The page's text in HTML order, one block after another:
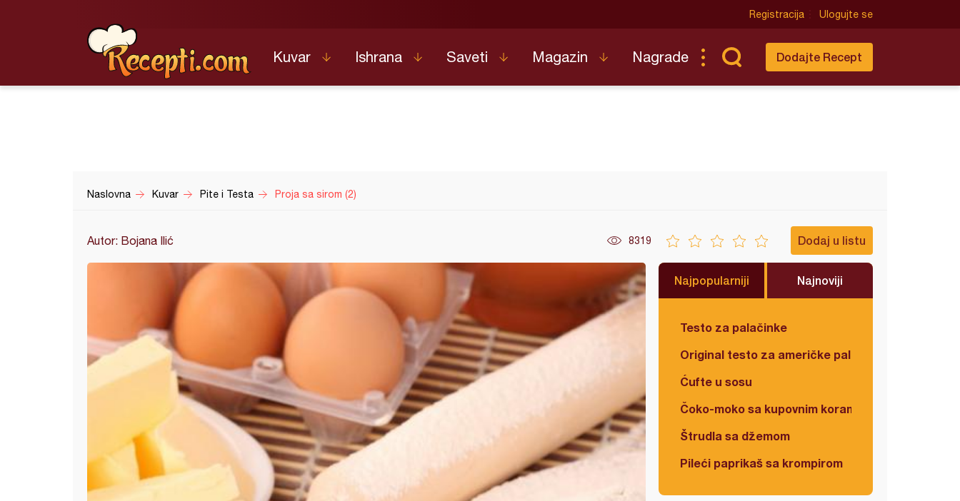
Registracija Ulogujte se
Kuvar Ishrana Saveti Magazin Nagrade Dodajte Recept
Naslovna Kuvar Pite i Testa Proja sa sirom (2)
Autor: Bojana Ilić 8319 Dodaj u listu
Najpopularniji Najnoviji
Testo za palačinke
Original testo za američke palačinke
Ćufte u sosu
Čoko-moko sa kupovnim korama
Štrudla sa džemom
Pileći paprikaš sa krompirom